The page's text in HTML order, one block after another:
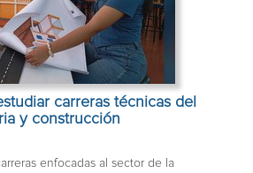
carreras técnicas del
y construcción
enfocadas al sector de la